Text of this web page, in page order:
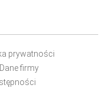
prywatności
Dane firmy